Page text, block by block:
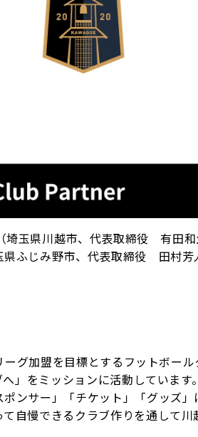
埼玉県川越市、代表取締役 有田
ふじみ野市、代表取締役 田村芳
グ加盟を目標とするフットボー
」をミッションに活動しています
ンサー」「チケット」「グッズ
自慢できるクラブ作りを通して